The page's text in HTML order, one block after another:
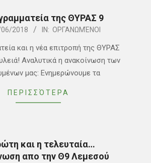
της ΘΥΡΑΣ 9
2018 IN: ΟΡΓΑΝΩΜΈΝΟΙ
και η νέα επιτροπή της ΘΥΡΑΣ
Αναλυτικά η ανακοίνωση των
μας: Ενημερώνουμε τα
ΠΕΡΙΣΣΌΤΕΡΑ
και η τελευταία…
απο την Θ9 Λεμεσού